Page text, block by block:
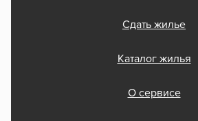
Сдать жилье
Каталог жилья
О сервисе